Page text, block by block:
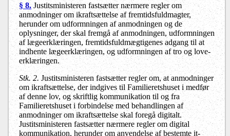
§ 8. Justitsministeren fastsætter nærmere regler om
anmodninger om ikraftsættelse af fremtidsfuldmagter,
herunder om udformningen af anmodningen og de
oplysninger, der skal fremgå af anmodningen, udformningen
af lægeerklæringen, fremtidsfuldmægtigenes adgang til at
indhente lægeerklæringen, og udformningen af tro og love-
erklæringen.
Stk. 2. Justitsministeren fastsætter regler om, at anmodninger
om ikraftsættelse, der indgives til Familieretshuset i medfør
af denne lov, og skriftlig kommunikation til og fra
Familieretshuset i forbindelse med behandlingen af
anmodninger om ikraftsættelse skal foregå digitalt.
Justitsministeren fastsætter nærmere regler om digital
kommunikation, herunder om anvendelse af bestemte it-